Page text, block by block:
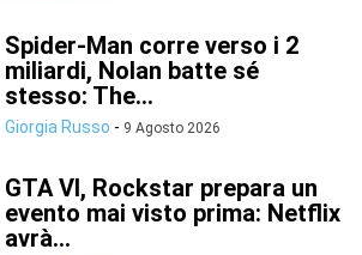
Spider-Man corre verso i 2
miliardi, Nolan batte sé
stesso: The...
Giorgia Russo - 9 Agosto 2026
GTA VI, Rockstar prepara un
evento mai visto prima: Netflix
avrà...